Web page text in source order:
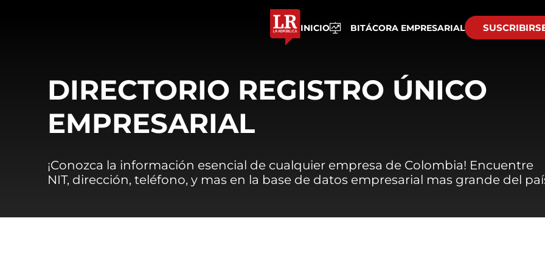
INICIO BITÁCORA EMPRESARIAL
DIRECTORIO REGISTRO ÚNICO
EMPRESARIAL
¡Conozca la información esencial de cualquier empresa de Colombia! Encuentre
NIT, dirección, teléfono, y mas en la base de datos empresarial mas grande del